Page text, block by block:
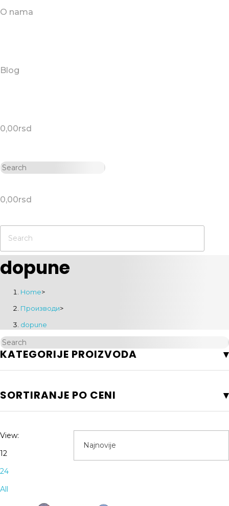
O nama
Blog
0,00rsd
0,00rsd
dopune
Home>
Производи>
dopune
KATEGORIJE PROIZVODA
SORTIRANJE PO CENI
View:
12
24
All